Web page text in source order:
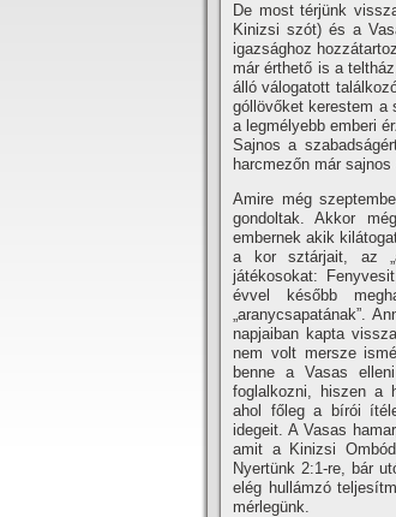
De most térjünk
Kinizsi szót) és a
igazsághoz
már érthető is a
álló válogatott
góllövőket kerestem a
a legmélyebb emberi
Sajnos a
harcmezőn már
Amire még
gondoltak. Akkor
embernek akik
a kor sztárjait, az
játékosokat:
évvel később
„aranycsapatának”.
napjaiban kapta
nem volt mersze
benne a Vasas
foglalkozni, hiszen a
ahol főleg a bí­rói
idegeit. A Vasas
amit a Kinizsi
Nyertünk 2:1-re, bár
elég hullámzó
mérlegünk.